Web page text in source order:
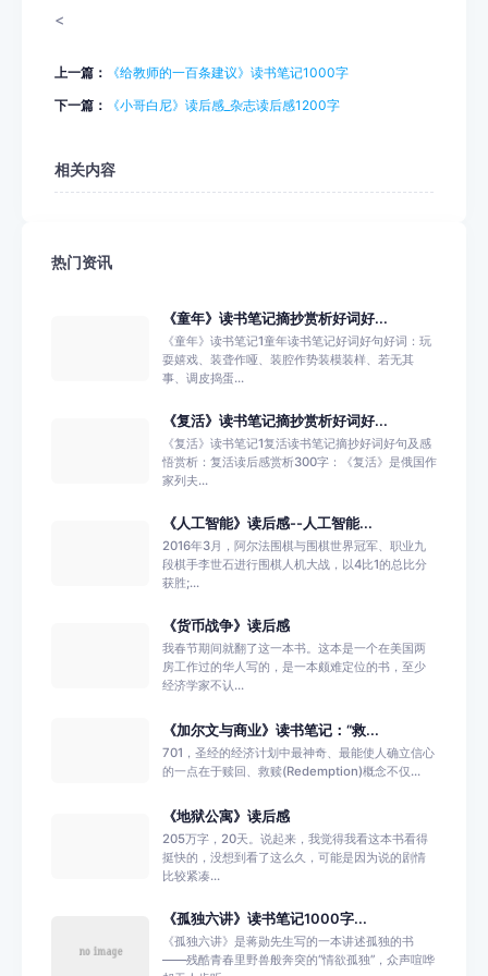
<
上一篇：
《给教师的一百条建议》读书笔记1000字
下一篇：
《小哥白尼》读后感_杂志读后感1200字
相关内容
热门资讯
《童年》读书笔记摘抄赏析好词好...
《童年》读书笔记1童年读书笔记好词好句好词：玩
耍嬉戏、装聋作哑、装腔作势装模装样、若无其
事、调皮捣蛋...
《复活》读书笔记摘抄赏析好词好...
《复活》读书笔记1复活读书笔记摘抄好词好句及感
悟赏析：复活读后感赏析300字：《复活》是俄国作
家列夫...
《人工智能》读后感--人工智能...
2016年3月，阿尔法围棋与围棋世界冠军、职业九
段棋手李世石进行围棋人机大战，以4比1的总比分
获胜;...
《货币战争》读后感
我春节期间就翻了这一本书。这本是一个在美国两
房工作过的华人写的，是一本颇难定位的书，至少
经济学家不认...
《加尔文与商业》读书笔记：“救...
701，圣经的经济计划中最神奇、最能使人确立信心
的一点在于赎回、救赎(Redemption)概念不仅...
《地狱公寓》读后感
205万字，20天。说起来，我觉得我看这本书看得
挺快的，没想到看了这么久，可能是因为说的剧情
比较紧凑...
《孤独六讲》读书笔记1000字...
《孤独六讲》是蒋勋先生写的一本讲述孤独的书
——残酷青春里野兽般奔突的“情欲孤独”，众声喧哗